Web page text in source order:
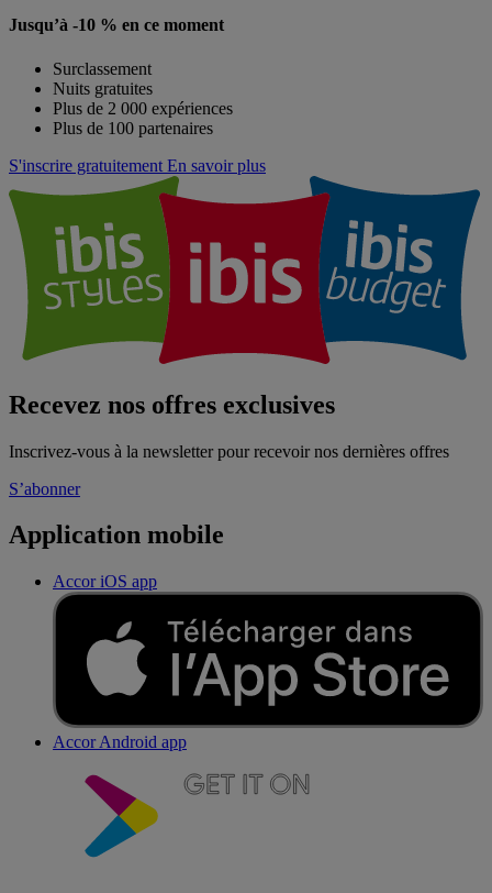
Jusqu’à -10 % en ce moment
Surclassement
Nuits gratuites
Plus de 2 000 expériences
Plus de 100 partenaires
S'inscrire gratuitement En savoir plus
Recevez nos offres exclusives
Inscrivez-vous à la newsletter pour recevoir nos dernières offres
S’abonner
Application mobile
Accor iOS app
Accor Android app